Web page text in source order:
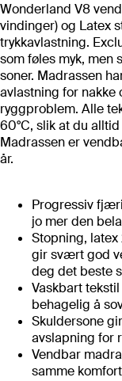
Wonderland V8
vindinger) og Latex
trykkavlastning.
som føles myk, men
soner. Madrassen
avlastning for nakke
ryggproblem. Alle
60°C, slik at du
Madrassen er
år.
Progressiv
jo mer den
Stopning,
gir svært god
deg det beste
Vaskbart
behagelig å
Skuldersone
avslapning for
Vendbar
samme